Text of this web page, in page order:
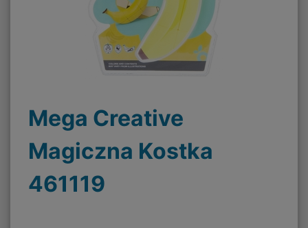
Mega Creative
Magiczna Kostka
461119